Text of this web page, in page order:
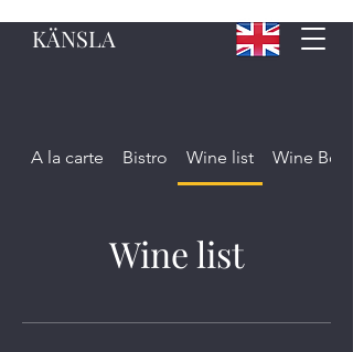
KÄNSLA
A la carte Bistro Wine list Wine
Wine list